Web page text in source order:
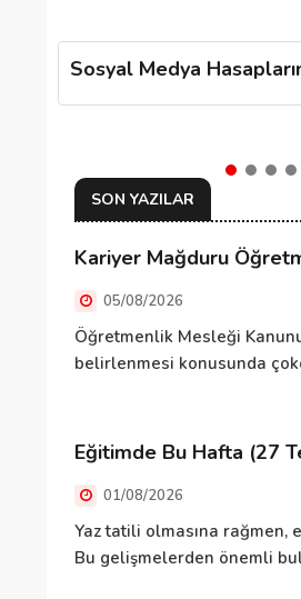
Sosyal Medya
SON YAZILAR
Kariyer Mağduru
05/08/2026
Öğretmenlik Mesleği
belirlenmesi konusunda
Eğitimde Bu Hafta (27
01/08/2026
Yaz tatili olmasına rağmen,
Bu gelişmelerden önemli